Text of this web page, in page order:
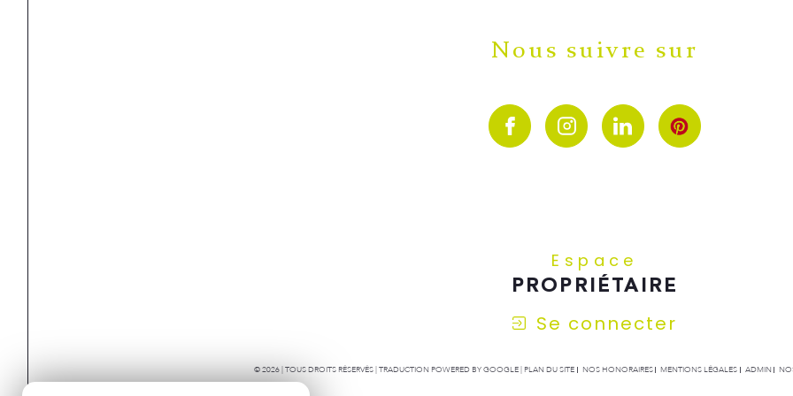
Nous suivre sur
Espace
PROPRIÉTAIRE
Se connecter
© 2026 | TOUS DROITS RÉSERVÉS | TRADUCTION POWERED BY GOOGLE | PLAN DU SITE NOS HONORAIRES MENTIONS LÉGALES ADMIN